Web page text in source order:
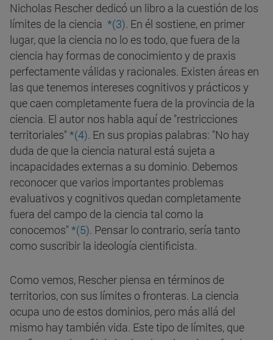
Nicholas Rescher dedicó un libro a la cuestión de los
límites de la ciencia *(3). En él sostiene, en primer
lugar, que la ciencia no lo es todo, que fuera de la
ciencia hay formas de conocimiento y de praxis
perfectamente válidas y racionales. Existen áreas en
las que tenemos intereses cognitivos y prácticos y
que caen completamente fuera de la provincia de la
ciencia. El autor nos habla aquí de "restricciones
territoriales" *(4). En sus propias palabras: "No hay
duda de que la ciencia natural está sujeta a
incapacidades externas a su dominio. Debemos
reconocer que varios importantes problemas
evaluativos y cognitivos quedan completamente
fuera del campo de la ciencia tal como la
conocemos" *(5). Pensar lo contrario, sería tanto
como suscribir la ideología cientificista.
Como vemos, Rescher piensa en términos de
territorios, con sus límites o fronteras. La ciencia
ocupa uno de estos dominios, pero más allá del
mismo hay también vida. Este tipo de límites, que